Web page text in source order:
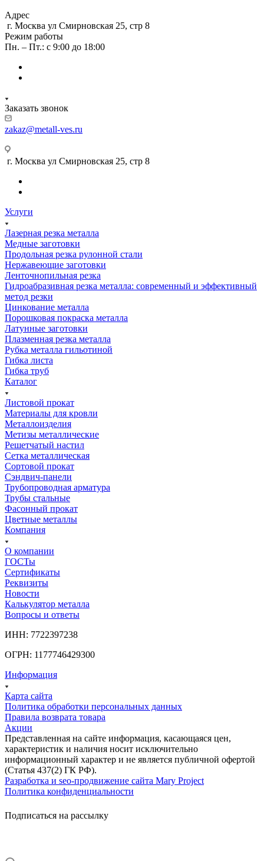
Адрес
г. Москва ул Смирновская 25, стр 8
Режим работы
Пн. – Пт.: с 9:00 до 18:00
Заказать звонок
zakaz@metall-ves.ru
г. Москва ул Смирновская 25, стр 8
Услуги
Лазерная резка металла
Медные заготовки
Продольная резка рулонной стали
Нержавеющие заготовки
Ленточнопильная резка
Гидроабразивная резка металла: современный и эффективный
метод резки
Цинкование металла
Порошковая покраска металла
Латунные заготовки
Плазменная резка металла
Рубка металла гильотиной
Гибка листа
Гибка труб
Каталог
Листовой прокат
Материалы для кровли
Металлоизделия
Метизы металлические
Решетчатый настил
Сетка металлическая
Сортовой прокат
Сэндвич-панели
Трубопроводная арматура
Трубы стальные
Фасонный прокат
Цветные металлы
Компания
О компании
ГОСТы
Сертификаты
Реквизиты
Новости
Калькулятор металла
Вопросы и ответы
ИНН: 7722397238
ОГРН: 1177746429300
Информация
Карта сайта
Политика обработки персональных данных
Правила возврата товара
Акции
Представленная на сайте информация, касающаяся цен,
характеристик и наличия носит исключительно
информационный характер и не является публичной офертой
(Статья 437(2) ГК РФ).
Разработка и seo-продвижение сайта Mary Project
Политика конфиденциальности
Подписаться на рассылку